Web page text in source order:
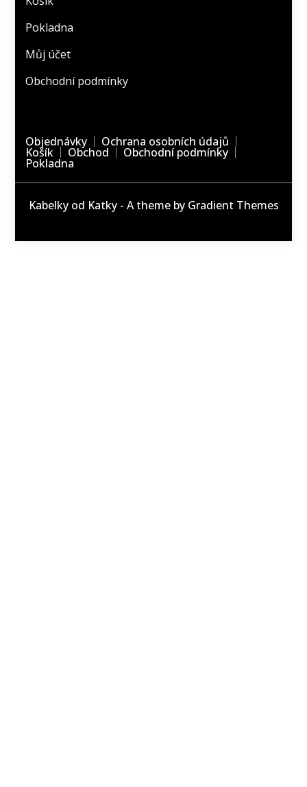
Pokladna
Můj účet
Obchodní podmínky
Objednávky Ochrana osobních údajů
Košík Obchod Obchodní podmínky
Pokladna
Kabelky od Katky - A theme by Gradient Themes